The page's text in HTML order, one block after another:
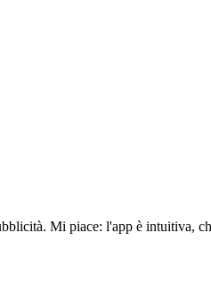
Mi piace: l'app è intuitiva,